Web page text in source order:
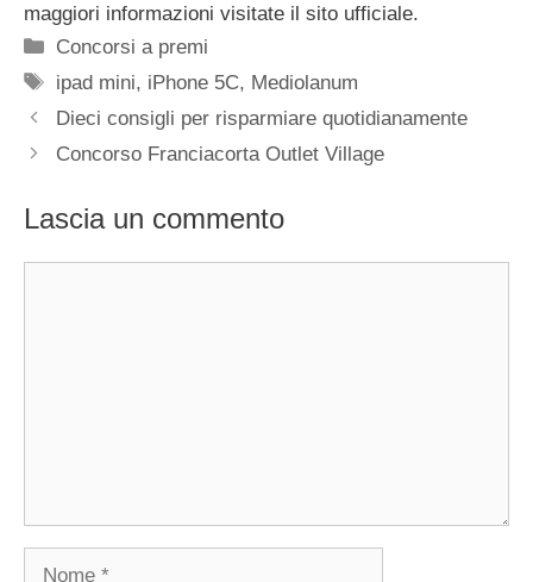
maggiori informazioni visitate il sito ufficiale.
Categorie
Concorsi a premi
Tag
ipad mini, iPhone 5C, Mediolanum
Dieci consigli per risparmiare quotidianamente
Concorso Franciacorta Outlet Village
Lascia un commento
Nome